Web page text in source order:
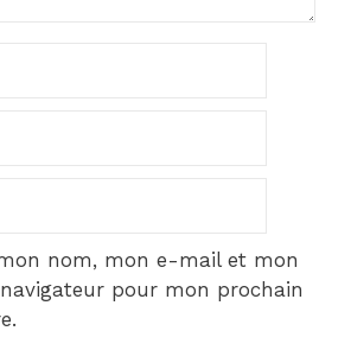
nom, mon e-mail et mon
pour mon prochain